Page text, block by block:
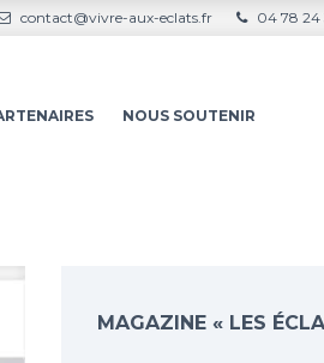
contact@vivre-aux-eclats.fr 04 78 24
NOUS SOUTENIR
MAGAZINE « LES